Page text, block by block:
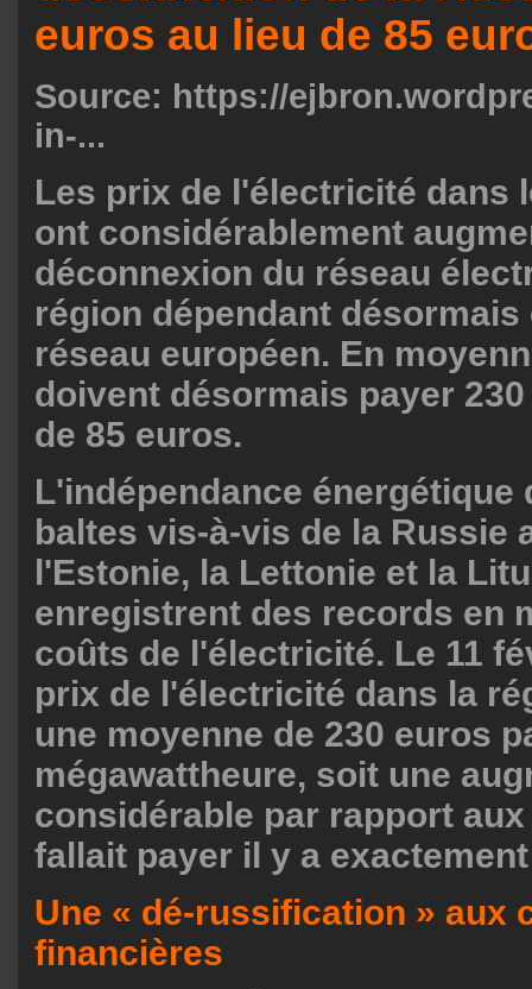
euros au lieu de 85
Source: https://
in-...
Les prix de l'électricité dans
ont considérablement
déconnexion du réseau
région dépendant
réseau européen. En
doivent désormais payer
de 85 euros.
L'indépendance énergétique
baltes vis-à-vis de la Russie
l'Estonie, la Lettonie et la
enregistrent des records en
coûts de l'électricité. Le 11
prix de l'électricité dans la
une moyenne de 230 euros
mégawattheure, soit une
considérable par rapport
fallait payer il y a
Une « dé-russification » aux
financières